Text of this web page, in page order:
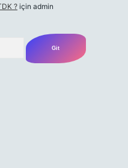
? için admin